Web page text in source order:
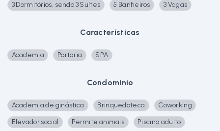
3 Dormitórios, sendo 3 Suítes 5 Banheiros 3 Vagas
Características
Academia Portaria SPA
Condomínio
Academia de ginástica Brinquedoteca
Coworking
Elevador social
Permite animais
Piscina adulto